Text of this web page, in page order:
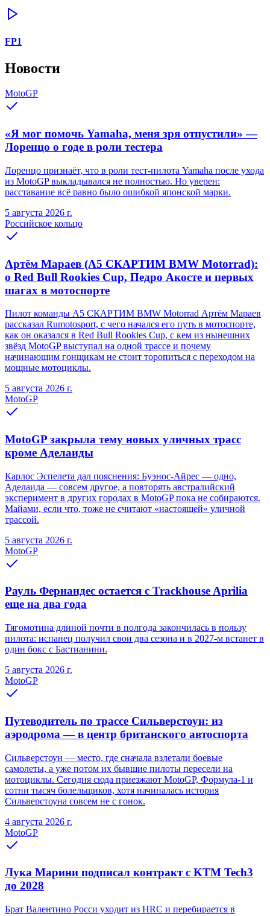
FP1
Новости
MotoGP
«Я мог помочь Yamaha, меня зря отпустили» —
Лоренцо о годе в роли тестера
Лоренцо признаёт, что в роли тест-пилота Yamaha после ухода
из MotoGP выкладывался не полностью. Но уверен:
расставание всё равно было ошибкой японской марки.
5 августа 2026 г.
Российское кольцо
Артём Мараев (A5 СКАРТИМ BMW Motorrad):
о Red Bull Rookies Cup, Педро Акосте и первых
шагах в мотоспорте
Пилот команды A5 СКАРТИМ BMW Motorrad Артём Мараев
рассказал Rumotosport, с чего начался его путь в мотоспорте,
как он оказался в Red Bull Rookies Cup, с кем из нынешних
звёзд MotoGP выступал на одной трассе и почему
начинающим гонщикам не стоит торопиться с переходом на
мощные мотоциклы.
5 августа 2026 г.
MotoGP
MotoGP закрыла тему новых уличных трасс
кроме Аделаиды
Карлос Эспелета дал пояснения: Буэнос-Айрес — одно,
Аделаида — совсем другое, а повторять австралийский
эксперимент в других городах в MotoGP пока не собираются.
Майами, если что, тоже не считают «настоящей» уличной
трассой.
5 августа 2026 г.
MotoGP
Рауль Фернандес остается с Trackhouse Aprilia
еще на два года
Тягомотина длиной почти в полгода закончилась в пользу
пилота: испанец получил свои два сезона и в 2027-м встанет в
один бокс с Бастианини.
5 августа 2026 г.
MotoGP
Путеводитель по трассе Сильверстоун: из
аэродрома — в центр британского автоспорта
Сильверстоун — место, где сначала взлетали боевые
самолеты, а уже потом их бывшие пилоты пересели на
мотоциклы. Сегодня сюда приезжают MotoGP, Формула-1 и
сотни тысяч болельщиков, хотя начиналась история
Сильверстоуна совсем не с гонок.
4 августа 2026 г.
MotoGP
Лука Марини подписал контракт с KTM Tech3
до 2028
Брат Валентино Росси уходит из HRC и перебирается в